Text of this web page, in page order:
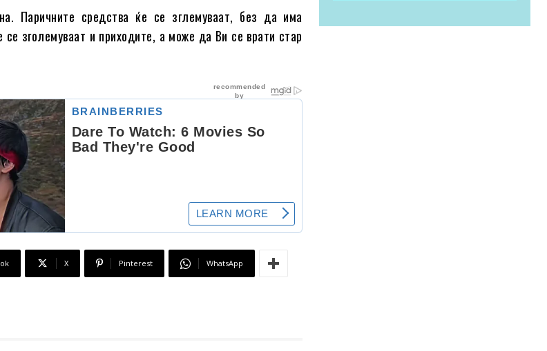
Паричните средства ќе се зглемуваат, без да има
зголемуваат и приходите, а може да Ви се врати стар
X Pinterest WhatsApp